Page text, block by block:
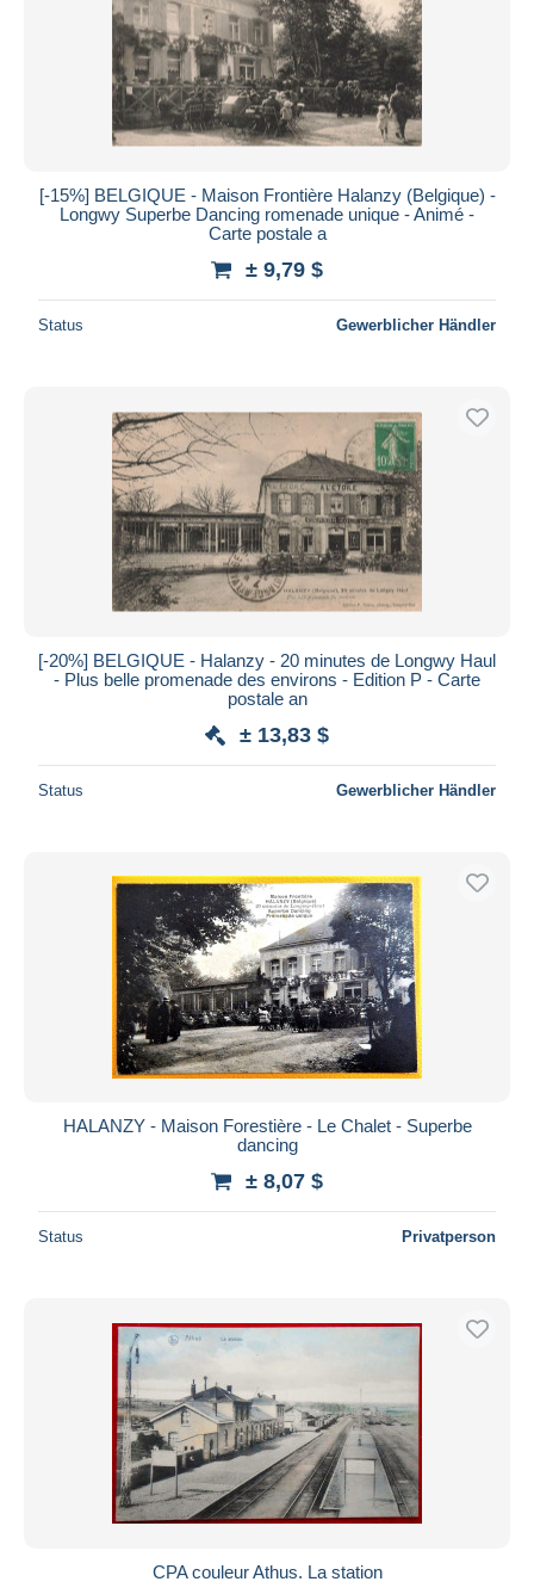
[-15%] BELGIQUE - Maison Frontière Halanzy (Belgique) -
Longwy Superbe Dancing romenade unique - Animé -
Carte postale a
± 9,79 $
Status Gewerblicher Händler
[-20%] BELGIQUE - Halanzy - 20 minutes de Longwy Haul
- Plus belle promenade des environs - Edition P - Carte
postale an
± 13,83 $
Status Gewerblicher Händler
HALANZY - Maison Forestière - Le Chalet - Superbe
dancing
± 8,07 $
Status Privatperson
CPA couleur Athus. La station